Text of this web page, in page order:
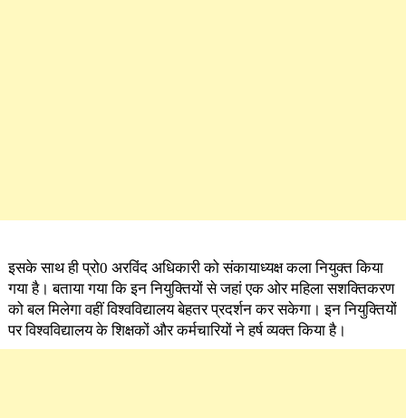
इसके साथ ही प्रो0 अरविंद अधिकारी को संकायाध्यक्ष कला नियुक्त किया
गया है। बताया गया कि इन नियुक्तियों से जहां एक ओर महिला सशक्तिकरण
को बल मिलेगा वहीं विश्वविद्यालय बेहतर प्रदर्शन कर सकेगा। इन नियुक्तियों
पर विश्वविद्यालय के शिक्षकों और कर्मचारियों ने हर्ष व्यक्त किया है।